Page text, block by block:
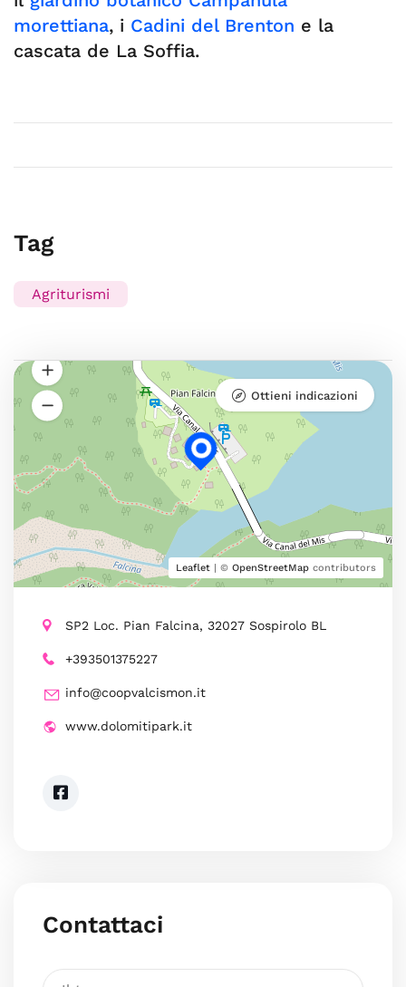
morettiana, i Cadini del Brenton e la
cascata de La Soffia.
Tag
Agriturismi
Leaflet | © OpenStreetMap contributors
Ottieni indicazioni
SP2 Loc. Pian Falcina, 32027 Sospirolo BL
+393501375227
info@coopvalcismon.it
www.dolomitipark.it
Contattaci